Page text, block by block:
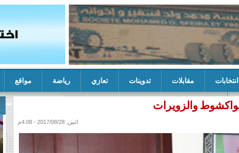
انتخابات مقابلات تدوينات تعازي رياضة مواقع
مستشار والي تيرس زمور يشرف على تسلم منشآت خدمية من خيرية سنيم
اثنين, 2017/08/28 - 4:08م